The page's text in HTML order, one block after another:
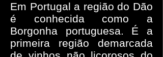
Em Portugal a região do Dão
é conhecida como a
Borgonha portuguesa. É a
primeira região demarcada